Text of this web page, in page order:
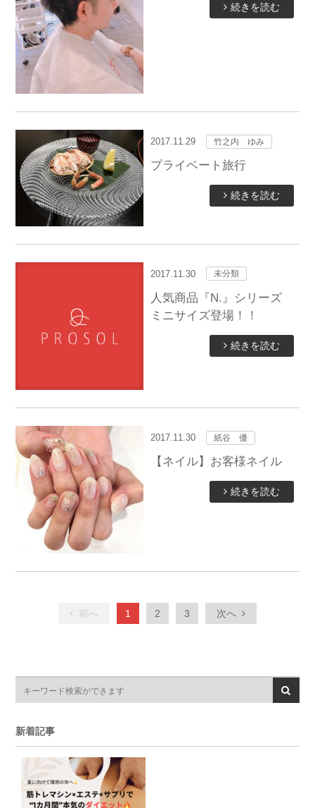
続きを読む
2017.11.29 竹之内 ゆみ
プライベート旅行
続きを読む
2017.11.30 未分類
人気商品『N.』シリーズ
ミニサイズ登場！！
続きを読む
2017.11.30 紙谷 優
【ネイル】お客様ネイル
続きを読む
前へ 1 2 3 次へ
新着記事